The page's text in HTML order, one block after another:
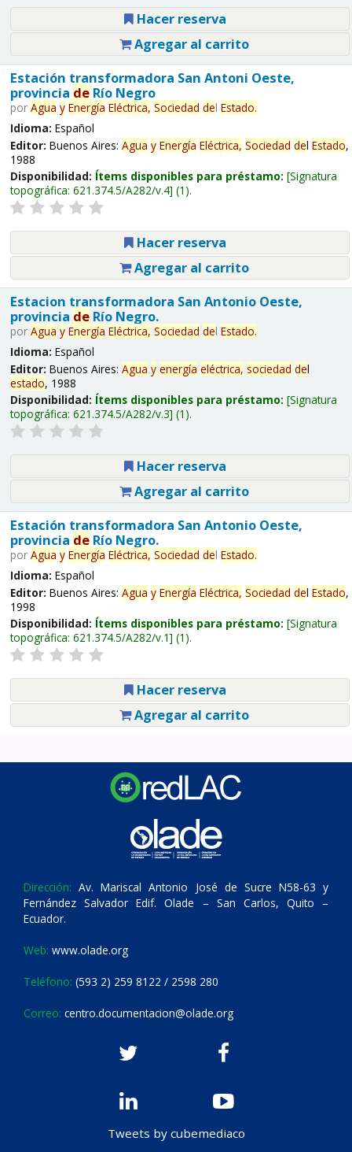
Hacer reserva
Agregar al carrito
Estación transformadora San Antoni Oeste,
provincia deRío Negro
por Agua y Energía Eléctrica, Sociedad del Estado.
Idioma: Español
Editor: Buenos Aires: Agua y Energía Eléctrica, Sociedad del Estado,
1988
Disponibilidad: Ítems disponibles para préstamo: Signatura
topográfica: 621.374.5/A282/v.4 (1).
Hacer reserva
Agregar al carrito
Estacion transformadora San Antonio Oeste,
provincia deRío Negro.
por Agua y Energía Eléctrica, Sociedad del Estado.
Idioma: Español
Editor: Buenos Aires: Agua y energía eléctrica, sociedad del
estado, 1988
Disponibilidad: Ítems disponibles para préstamo: Signatura
topográfica: 621.374.5/A282/v.3 (1).
Hacer reserva
Agregar al carrito
Estación transformadora San Antonio Oeste,
provincia deRío Negro.
por Agua y Energía Eléctrica, Sociedad del Estado.
Idioma: Español
Editor: Buenos Aires: Agua y Energía Eléctrica, Sociedad del Estado,
1998
Disponibilidad: Ítems disponibles para préstamo: Signatura
topográfica: 621.374.5/A282/v.1 (1).
Hacer reserva
Agregar al carrito
Dirección: Av. Mariscal Antonio José de Sucre N58-63 y
Fernández Salvador Edif. Olade – San Carlos, Quito –
Ecuador.
Web: www.olade.org
Teléfono: (593 2) 259 8122 / 2598 280
Correo: centro.documentacion@olade.org
Tweets by cubemediaco